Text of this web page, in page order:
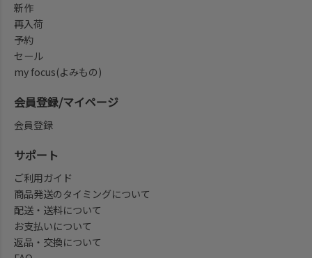
新作
再入荷
予約
セール
my focus(よみもの)
会員登録/マイページ
会員登録
サポート
ご利用ガイド
商品発送のタイミングについて
配送・送料について
お支払いについて
返品・交換について